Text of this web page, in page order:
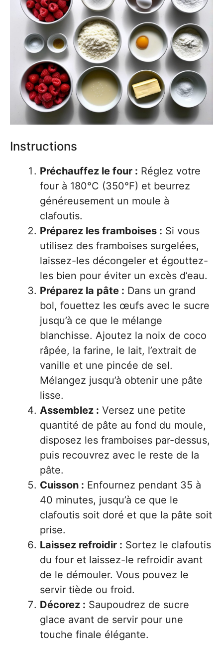
Instructions
Préchauffez le four : Réglez votre
four à 180°C (350°F) et beurrez
généreusement un moule à
clafoutis.
Préparez les framboises : Si vous
utilisez des framboises surgelées,
laissez-les décongeler et égouttez-
les bien pour éviter un excès d’eau.
Préparez la pâte : Dans un grand
bol, fouettez les œufs avec le sucre
jusqu’à ce que le mélange
blanchisse. Ajoutez la noix de coco
râpée, la farine, le lait, l’extrait de
vanille et une pincée de sel.
Mélangez jusqu’à obtenir une pâte
lisse.
Assemblez : Versez une petite
quantité de pâte au fond du moule,
disposez les framboises par-dessus,
puis recouvrez avec le reste de la
pâte.
Cuisson : Enfournez pendant 35 à
40 minutes, jusqu’à ce que le
clafoutis soit doré et que la pâte soit
prise.
Laissez refroidir : Sortez le clafoutis
du four et laissez-le refroidir avant
de le démouler. Vous pouvez le
servir tiède ou froid.
Décorez : Saupoudrez de sucre
glace avant de servir pour une
touche finale élégante.